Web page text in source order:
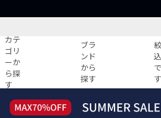
カテ
ゴリ
ーか
ら探
す
ブラ
ンド
から
探す
す